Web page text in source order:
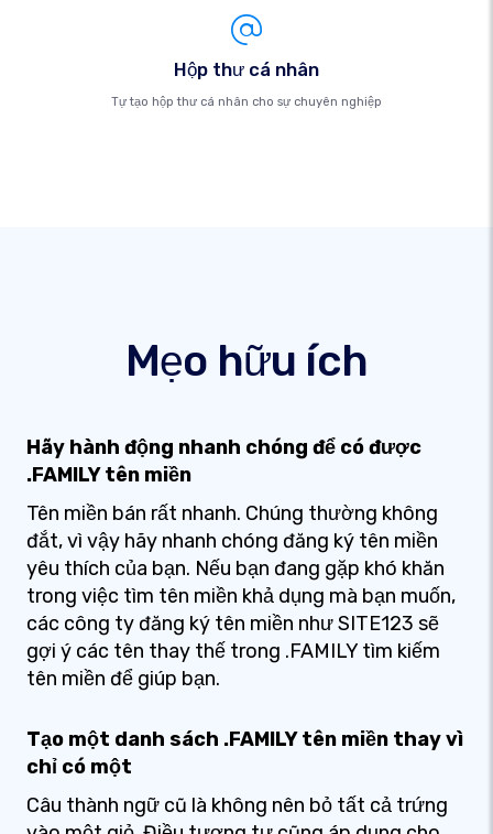
Hộp thư cá nhân
Tự tạo hộp thư cá nhân cho sự chuyên nghiệp
Mẹo hữu ích
Hãy hành động nhanh chóng để có được
.FAMILY tên miền
Tên miền bán rất nhanh. Chúng thường không
đắt, vì vậy hãy nhanh chóng đăng ký tên miền
yêu thích của bạn. Nếu bạn đang gặp khó khăn
trong việc tìm tên miền khả dụng mà bạn muốn,
các công ty đăng ký tên miền như SITE123 sẽ
gợi ý các tên thay thế trong .FAMILY tìm kiếm
tên miền để giúp bạn.
Tạo một danh sách .FAMILY tên miền thay vì
chỉ có một
Câu thành ngữ cũ là không nên bỏ tất cả trứng